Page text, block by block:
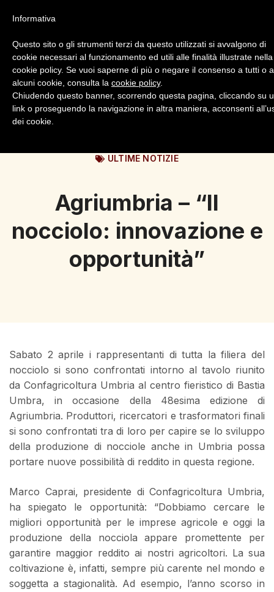
Login Registrazione
ULTIME NOTIZIE
Agriumbria – “Il
nocciolo: innovazione e
opportunità”
Sabato 2 aprile i rappresentanti di tutta la filiera del
nocciolo si sono confrontati intorno al tavolo riunito
da Confagricoltura Umbria al centro fieristico di Bastia
Umbra, in occasione della 48esima edizione di
Agriumbria. Produttori, ricercatori e trasformatori finali
si sono confrontati tra di loro per capire se lo sviluppo
della produzione di nocciole anche in Umbria possa
portare nuove possibilità di reddito in questa regione.
Marco Caprai, presidente di Confagricoltura Umbria,
ha spiegato le opportunità: “Dobbiamo cercare le
migliori opportunità per le imprese agricole e oggi la
produzione della nocciola appare promettente per
garantire maggior reddito ai nostri agricoltori. La sua
coltivazione è, infatti, sempre più carente nel mondo e
soggetta a stagionalità. Ad esempio, l’anno scorso in
Informativa
Questo sito o gli strumenti terzi da questo utilizzati si avvalgono di
cookie necessari al funzionamento ed utili alle finalità illustrate nella
cookie policy. Se vuoi saperne di più o negare il consenso a tutti o
alcuni cookie, consulta la cookie policy.
Chiudendo questo banner, scorrendo questa pagina, cliccando su
link o proseguendo la navigazione in altra maniera, acconsenti
dei cookie.